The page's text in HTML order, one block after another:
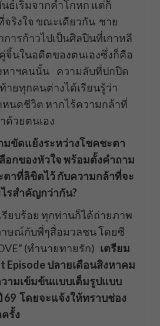
ธ์เริ่มจากคำโกหก แต่ก็
ริงใจ ขณะเดียวกัน ชาย
ารก้าวไปเป็นศิลปินที่เกาหลี
นในอดีตของตนเองซึ่งก็คือ
หาฯคนนั้น ความลับที่ปกปิด
ายทุกคนต่างได้เรียนรู้ว่า
นดชีวิต หากไร้ความกล้าที่
ด้วยตนเอง
มขัดแย้งระหว่างโชคชะตา
อกของหัวใจ พร้อมตั้งคำถาม
ตาที่ลิขิตไว้ กับความกล้าที่จะ
ไรสำคัญกว่ากัน?
รียบร้อย ทุกท่านก็ได้ถ่ายภาพ
าษณ์กับพี่ๆสื่อมวลชน โดยซี
(ทำนายทายรัก) เตรียม
Episode ปลายเดือนสิงหาคม
ามเข้มข้นแบบเต็มรูปแบบ
โดยจะแจ้งให้ทราบช่อง
รั้ง